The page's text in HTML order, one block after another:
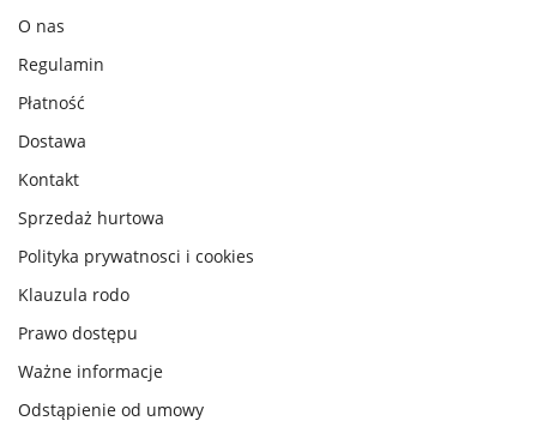
O nas
Regulamin
Płatność
Dostawa
Kontakt
Sprzedaż hurtowa
Polityka prywatnosci i cookies
Klauzula rodo
Prawo dostępu
Ważne informacje
Odstąpienie od umowy